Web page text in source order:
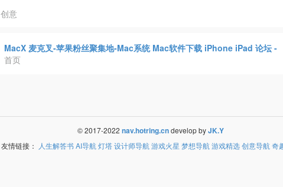
创意
MacX 麦克叉-苹果粉丝聚集地-Mac系统 Mac软件下载 iPhone iPad 论坛 -
首页
© 2017-2022 nav.hotring.cndevelop byJK.Y
友情链接： 人生解答书AI导航灯塔设计师导航游戏火星 梦想导航游戏精选创意导航奇